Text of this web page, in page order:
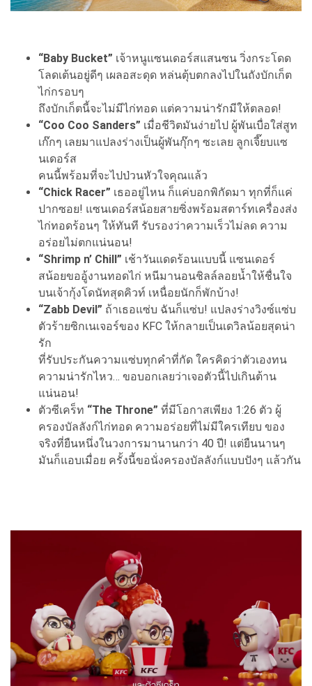
“Baby Bucket” เจ้าหนูแซนเดอร์สแสนซน วิ่งกระโดด
โลดเต้นอยู่ดีๆ เผลอสะดุด หล่นตุ้บตกลงไปในถังบักเก็ต
ไก่กรอบๆ
ถึงบักเก็ตนี้จะไม่มีไก่ทอด แต่ความน่ารักมีให้ตลอด!
“Coo Coo Sanders” เมื่อชีวิตมันง่ายไป ผู้พันเบื่อใส่สูท
เก๊กๆ เลยมาแปลงร่างเป็นผู้พันกุ๊กๆ ซะเลย ลูกเจี๊ยบแซ
นเดอร์ส
คนนี้พร้อมที่จะไปป่วนหัวใจคุณแล้ว
“Chick Racer” เธออยู่ไหน ก็แค่บอกพิกัดมา ทุกที่ก็แค่
ปากซอย! แซนเดอร์สน้อยสายซิ่งพร้อมสตาร์ทเครื่องส่ง
ไก่ทอดร้อนๆ ให้ทันที รับรองว่าความเร็วไม่ลด ความ
อร่อยไม่ตกแน่นอน!
“Shrimp n’ Chill” เช้าวันแดดร้อนแบบนี้ แซนเดอร์
สน้อยขออู้งานทอดไก่ หนีมานอนชิลล์ลอยน้ำให้ชื่นใจ
บนเจ้ากุ้งโดนัทสุดคิวท์ เหนื่อยนักก็พักบ้าง!
“Zabb Devil” ถ้าเธอแซ่บ ฉันก็แซ่บ! แปลงร่างวิงซ์แซ่บ
ตัวร้ายซิกเนเจอร์ของ KFC ให้กลายเป็นเดวิลน้อยสุดน่า
รัก
ที่รับประกันความแซ่บทุกคำที่กัด ใครคิดว่าตัวเองทน
ความน่ารักไหว… ขอบอกเลยว่าเจอตัวนี้ไปเกินต้าน
แน่นอน!
ตัวซีเคร็ท “The Throne” ที่มีโอกาสเพียง 1:26 ตัว ผู้
ครองบัลลังก์ไก่ทอด ความอร่อยที่ไม่มีใครเทียบ ของ
จริงที่ยืนหนึ่งในวงการมานานกว่า 40 ปี! แต่ยืนนานๆ
มันก็แอบเมื่อย ครั้งนี้ขอนั่งครองบัลลังก์แบบปังๆ แล้วกัน